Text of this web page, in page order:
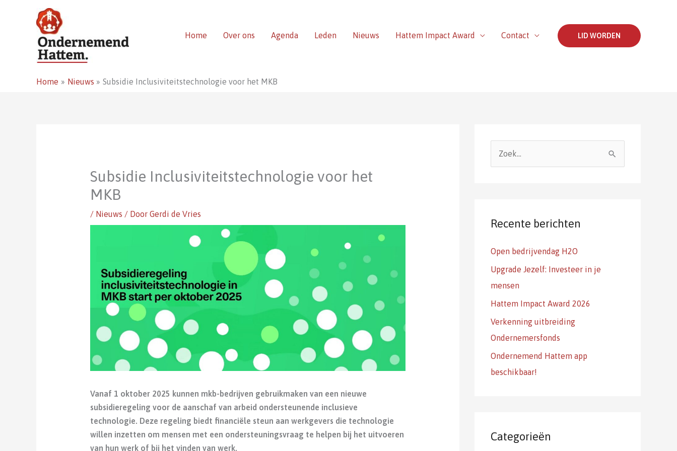
Home Over ons Agenda Leden Nieuws Hattem Impact Award Contact LID WORDEN
Home Nieuws Subsidie Inclusiviteitstechnologie voor het MKB
Subsidie Inclusiviteitstechnologie voor het
MKB
/ Nieuws / Door Gerdi de Vries
Vanaf 1 oktober 2025 kunnen mkb-bedrijven gebruikmaken van een nieuwe
subsidieregeling voor de aanschaf van arbeid ondersteunende inclusieve
technologie. Deze regeling biedt financiële steun aan werkgevers die technologie
willen inzetten om mensen met een ondersteuningsvraag te helpen bij het uitvoeren
van hun werk of bij het vinden van werk.
n
a
r
:
Recente berichten
Open bedrijvendag H2O
Upgrade Jezelf: Investeer in je
mensen
Hattem Impact Award 2026
Verkenning uitbreiding
Ondernemersfonds
Ondernemend Hattem app
beschikbaar!
Categorieën